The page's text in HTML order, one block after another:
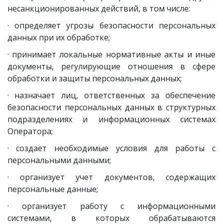
несанкционированных действий, в том числе:
· определяет угрозы безопасности персональных
данных при их обработке;
· принимает локальные нормативные акты и иные
документы, регулирующие отношения в сфере
обработки и защиты персональных данных;
· назначает лиц, ответственных за обеспечение
безопасности персональных данных в структурных
подразделениях и информационных системах
Оператора;
· создает необходимые условия для работы с
персональными данными;
· организует учет документов, содержащих
персональные данные;
· организует работу с информационными
системами, в которых обрабатываются